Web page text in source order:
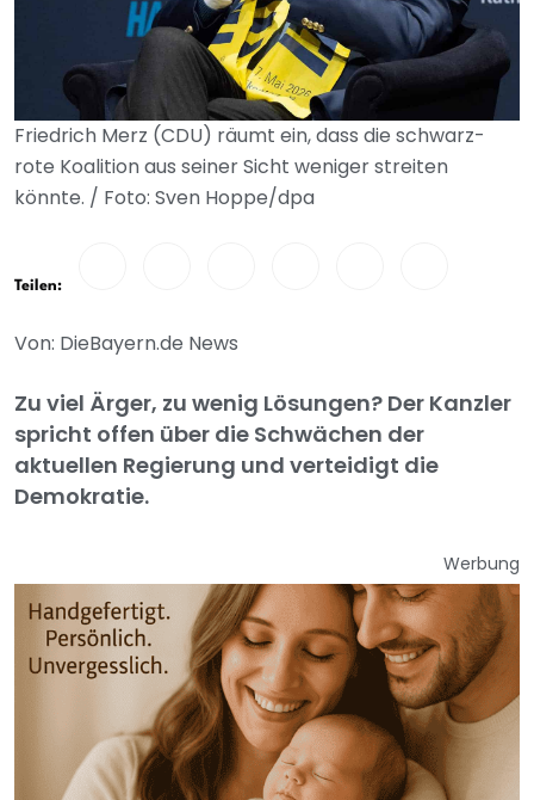
Friedrich Merz (CDU) räumt ein, dass die schwarz-
rote Koalition aus seiner Sicht weniger streiten
könnte. / Foto: Sven Hoppe/dpa
Teilen:
Von: DieBayern.de News
Zu viel Ärger, zu wenig Lösungen? Der Kanzler
spricht offen über die Schwächen der
aktuellen Regierung und verteidigt die
Demokratie.
Werbung